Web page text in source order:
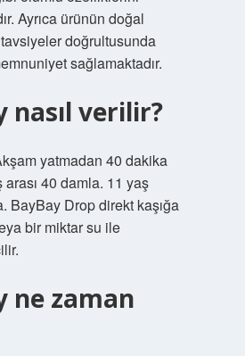
Ayrıca ürünün doğal
doğrultusunda
sağlamaktadır.
nasıl verilir?
yatmadan 40 dakika
40 damla. 11 yaş
BayBay Drop direkt kaşığa
bir miktar su ile
ne zaman